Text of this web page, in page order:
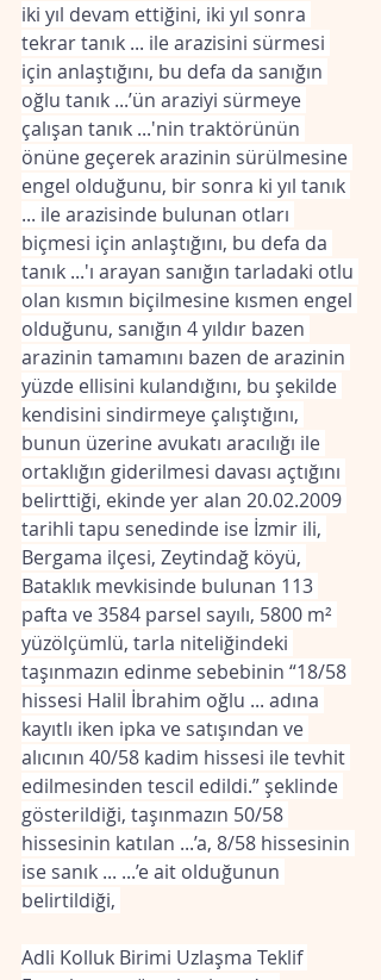
iki yıl devam ettiğini, iki yıl sonra
tekrar tanık ... ile arazisini sürmesi
için anlaştığını, bu defa da sanığın
oğlu tanık ...’ün araziyi sürmeye
çalışan tanık ...'nin traktörünün
önüne geçerek arazinin sürülmesine
engel olduğunu, bir sonra ki yıl tanık
... ile arazisinde bulunan otları
biçmesi için anlaştığını, bu defa da
tanık ...'ı arayan sanığın tarladaki otlu
olan kısmın biçilmesine kısmen engel
olduğunu, sanığın 4 yıldır bazen
arazinin tamamını bazen de arazinin
yüzde ellisini kulandığını, bu şekilde
kendisini sindirmeye çalıştığını,
bunun üzerine avukatı aracılığı ile
ortaklığın giderilmesi davası açtığını
belirttiği, ekinde yer alan 20.02.2009
tarihli tapu senedinde ise İzmir ili,
Bergama ilçesi, Zeytindağ köyü,
Bataklık mevkisinde bulunan 113
pafta ve 3584 parsel sayılı, 5800 m²
yüzölçümlü, tarla niteliğindeki
taşınmazın edinme sebebinin “18/58
hissesi Halil İbrahim oğlu ... adına
kayıtlı iken ipka ve satışından ve
alıcının 40/58 kadim hissesi ile tevhit
edilmesinden tescil edildi.” şeklinde
gösterildiği, taşınmazın 50/58
hissesinin katılan ...’a, 8/58 hissesinin
ise sanık ... ...’e ait olduğunun
belirtildiği,
Adli Kolluk Birimi Uzlaşma Teklif